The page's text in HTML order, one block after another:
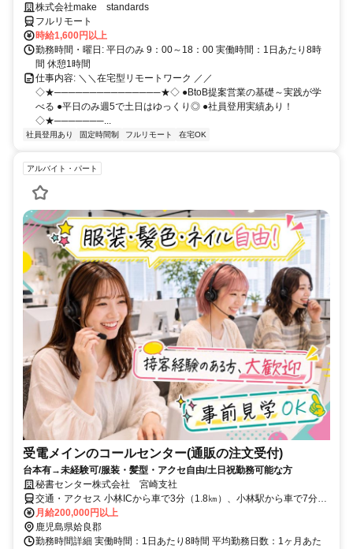
ルが身につく営業職
株式会社make standards
フルリモート
時給1,600円以上
勤務時間・曜日: 平日のみ 9：00～18：00 実働時間：1日あたり8時
間 休憩1時間
仕事内容: ＼＼在宅型リモートワーク ／／
◇★───────────────★◇ ●BtoB提案営業の基礎～実践が学
べる ●平日のみ週5で土日はゆっくり◎ ●社員登用実績あり！
◇★───────...
社員登用あり 固定時間制 フルリモート 在宅OK
アルバイト・パート
受電メインのコールセンター(通販の注文受付)
台本有→未経験可/服装・髪型・アクセ自由/土日祝勤務可能な方
秘書センター株式会社 宮崎支社
交通・アクセス 小林ICから車で3分（1.8㎞）、小林駅から車で7分
（3.9㎞）◎湧水町からも通勤便利♪
月給200,000円以上
鹿児島県姶良郡
勤務時間詳細 実働時間：1日あたり8時間 平均勤務日数：1ヶ月あた